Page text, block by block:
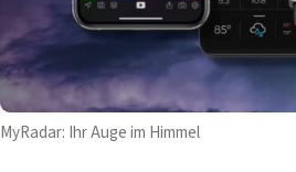
MyRadar: Ihr Auge im Himmel